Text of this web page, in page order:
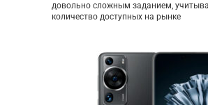
довольно сложным заданием,
количество доступных на рынке